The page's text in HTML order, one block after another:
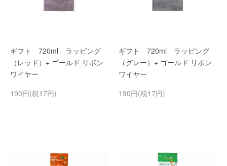
ギフト 720ml ラッピング
（レッド）+ ゴールド リボン
ワイヤー
190円(税17円)
ギフト 720ml ラッピング
（グレー）+ ゴールド リボン
ワイヤー
190円(税17円)